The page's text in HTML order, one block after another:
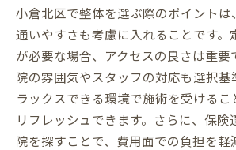
腰痛改善に最適な整体
小倉北区での整体施術
整体施術による腰痛改
整体選びで腰痛改善を目
整体施術と腰痛の関係
小倉北区で整体を選ぶ
小倉北区で整体を選ぶ際のポイントは
通いやすさも考慮に入れることです。
が必要な場合、アクセスの良さは重要
院の雰囲気やスタッフの対応も選択基
ラックスできる環境で施術を受けるこ
リフレッシュできます。さらに、保険
院を探すことで、費用面での負担を軽